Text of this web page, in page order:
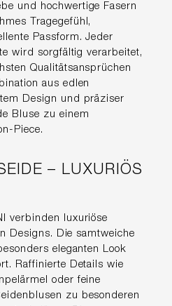
und hochwertige Fasern
Tragegefühl,
Passform. Jeder
wird sorgfältig verarbeitet,
Qualitätsansprüchen
aus edlen
Design und präziser
Bluse zu einem
Piece.
– LUXURIÖS
verbinden luxuriöse
Designs. Die samtweiche
eleganten Look
Raffinierte Details wie
oder feine
zu besonderen